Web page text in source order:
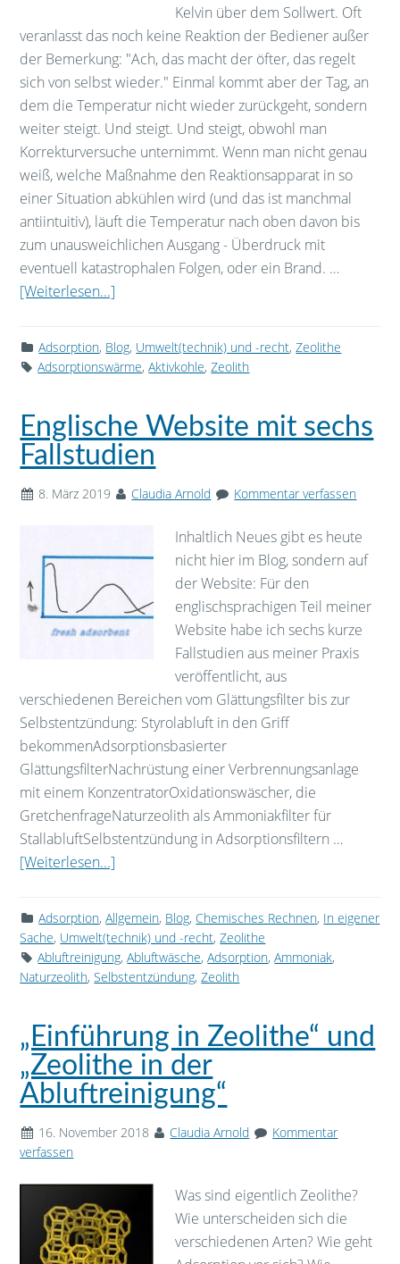
Kelvin über dem Sollwert. Oft
veranlasst das noch keine Reaktion der Bediener außer
der Bemerkung: "Ach, das macht der öfter, das regelt
sich von selbst wieder." Einmal kommt aber der Tag, an
dem die Temperatur nicht wieder zurückgeht, sondern
weiter steigt. Und steigt. Und steigt, obwohl man
Korrekturversuche unternimmt. Wenn man nicht genau
weiß, welche Maßnahme den Reaktionsapparat in so
einer Situation abkühlen wird (und das ist manchmal
antiintuitiv), läuft die Temperatur nach oben davon bis
zum unausweichlichen Ausgang - Überdruck mit
eventuell katastrophalen Folgen, oder ein Brand. …
[Weiterlesen...]
Adsorption, Blog, Umwelt(technik) und -recht,Zeolithe
Adsorptionswärme,Aktivkohle,Zeolith
Englische Website mit sechs
Fallstudien
8. März 2019 Claudia Arnold Kommentar verfassen
Inhaltlich Neues gibt es heute
nicht hier im Blog, sondern auf
der Website: Für den
englischsprachigen Teil meiner
Website habe ich sechs kurze
Fallstudien aus meiner Praxis
veröffentlicht, aus
verschiedenen Bereichen vom Glättungsfilter bis zur
Selbstentzündung: Styrolabluft in den Griff
bekommenAdsorptionsbasierter
GlättungsfilterNachrüstung einer Verbrennungsanlage
mit einem KonzentratorOxidationswäscher, die
GretchenfrageNaturzeolith als Ammoniakfilter für
StallabluftSelbstentzündung in Adsorptionsfiltern …
[Weiterlesen...]
Adsorption,Allgemein, Blog, Chemisches Rechnen, In eigener
Sache, Umwelt(technik) und -recht,Zeolithe
Abluftreinigung,Abluftwäsche,Adsorption,Ammoniak,
Naturzeolith,Selbstentzündung,Zeolith
„Einführung in Zeolithe“ und
„Zeolithe in der
Abluftreinigung“
16. November 2018 Claudia Arnold
Kommentar
verfassen
Was sind eigentlich Zeolithe?
Wie unterscheiden sich die
verschiedenen Arten? Wie geht